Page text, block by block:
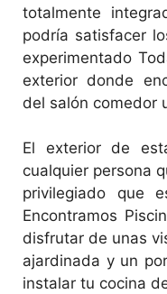
totalmente
podría satisfacer
experimentado
exterior donde
del salón comedor
El exterior de
cualquier persona
privilegiado que
Encontramos
disfrutar de unas
ajardinada y un
instalar tu cocina